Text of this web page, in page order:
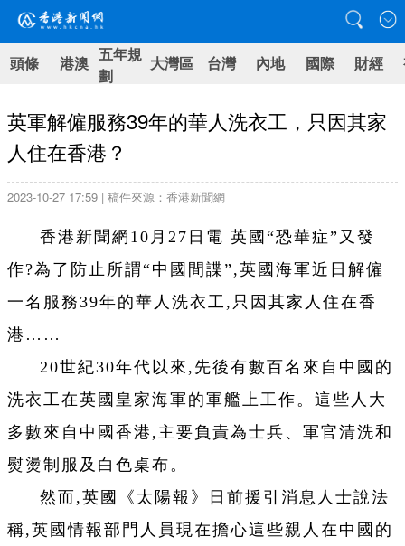
頭條 港澳 五年規
劃
大灣區 台灣 內地 國際 財經
英軍解僱服務39年的華人洗衣工，只因其家
人住在香港？
2023-10-27 17:59 | 稿件來源：香港新聞網
香港新聞網10月27日電 英國“恐華症”又發
作?為了防止所謂“中國間諜”,英國海軍近日解僱
一名服務39年的華人洗衣工,只因其家人住在香
港……
20世紀30年代以來,先後有數百名來自中國的
洗衣工在英國皇家海軍的軍艦上工作。這些人大
多數來自中國香港,主要負責為士兵、軍官清洗和
熨燙制服及白色桌布。
然而,英國《太陽報》日前援引消息人士說法
稱,英國情報部門人員現在擔心這些親人在中國的